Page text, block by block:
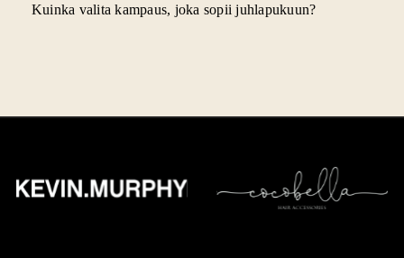
Kuinka valita kampaus, joka sopii juhlapukuun?